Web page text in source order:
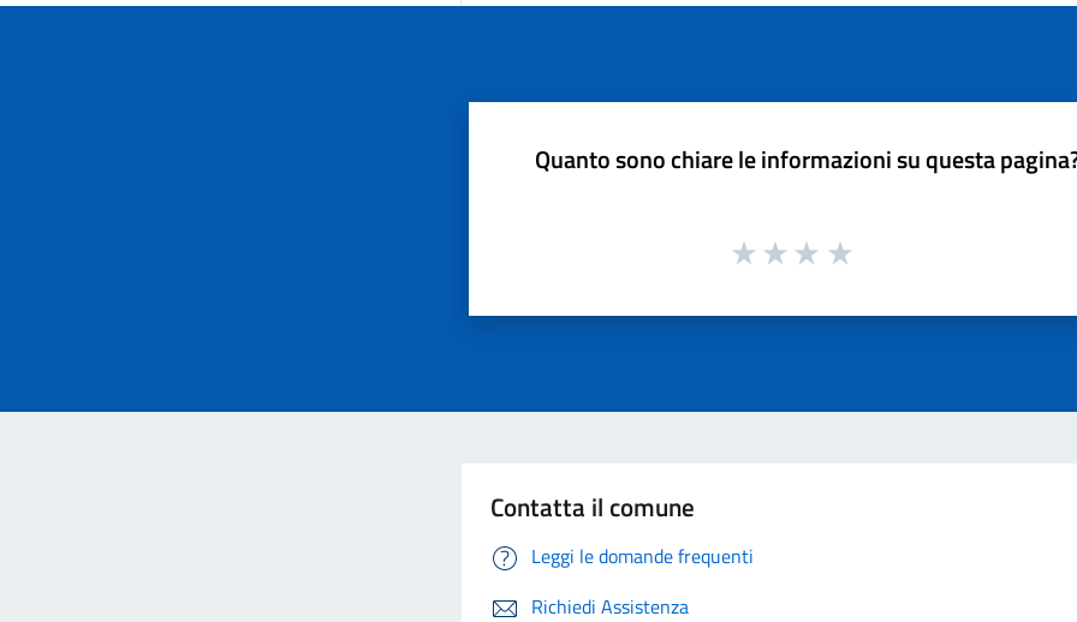
Quanto sono chiare le informazioni su questa
Contatta il comune
Leggi le domande frequenti
Richiedi Assistenza